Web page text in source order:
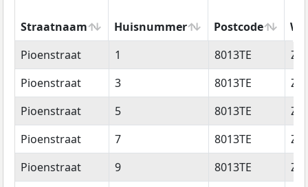
Straatnaam Huisnummer Postcode
Straatnaam
Huisnummer Postcode
Pioenstraat 1 8013TE
Pioenstraat
3 8013TE
Pioenstraat
5 8013TE
Pioenstraat
7 8013TE
Pioenstraat
9 8013TE